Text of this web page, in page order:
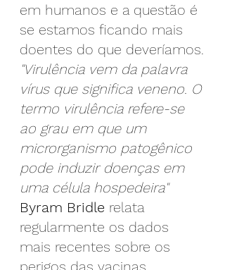
em humanos e a questão é
se estamos ficando mais
doentes do que deveríamos.
"Virulência vem da palavra
vírus que significa veneno. O
termo virulência refere-se
ao grau em que um
microrganismo patogênico
pode induzir doenças em
uma célula hospedeira"
Byram Bridle relata
regularmente os dados
mais recentes sobre os